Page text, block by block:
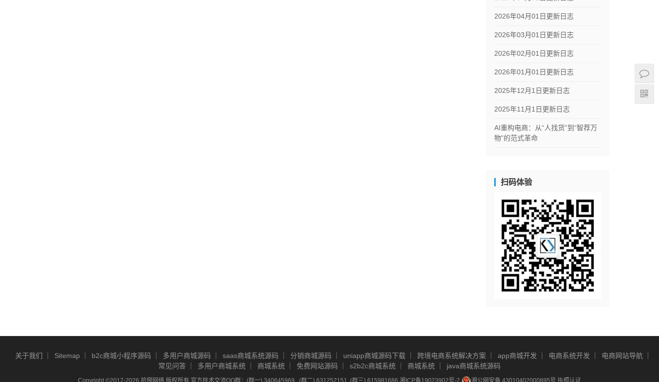
2026年04月01日更新日志
2026年03月01日更新日志
2026年02月01日更新日志
2026年01月01日更新日志
2025年12月1日更新日志
2025年11月1日更新日志
AI重构电商：从“人找货”到“智荐万
物”的范式革命
扫码体验
关于我们 Sitemap b2c商城小程序源码 多用户商城源码 saas商城系统源码 分销商城源码 uniapp商城源码下载 跨境电商系统解决方案 app商城开发 电商系统开发
电商网站导航
常见问答
多用户商城系统 商城系统 免费网站源码 s2b2c商城系统 商城系统 java商城系统源码
Copyright ©2017-2026 拾捌网络 版权所有 官方技术交流QQ群：(群一) 340645969 , (群二) 631252151, (群三) 615981686 湘ICP备19023902号-2 湘公网安备 43010402000895号 执照认证